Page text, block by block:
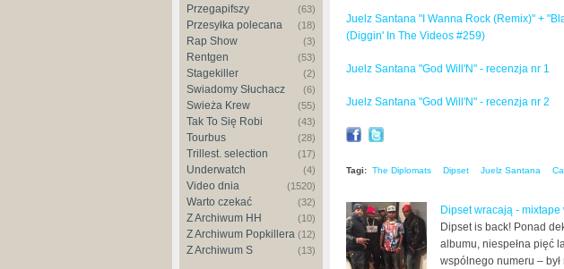
Przegapifszy (63)
Przesyłka polecana (18)
Rap Show (3)
Rentgen (53)
Stagekiller (2)
Świadomy Słuchacz (6)
Świeża Krew (55)
Tak To Się Robi (43)
Tourbus (28)
Trillest. selection (17)
Underwatch (4)
Video dnia (1520)
Warto czekać (32)
Z Archiwum HH (10)
Z Archiwum Popkillera (12)
Z Archiwum S (13)
Juelz Santana "I Wanna Rock (Remix)" +
(Diggin' In The Videos #259)
Juelz Santana "God Will'N" - recenzja nr 1
Juelz Santana "God Will'N" - recenzja nr 2
Tagi: The Diplomats Dipset Juelz Santana
Dipset wracają -
Dipset is back! Ponad
albumu, niespełna pięć
wspólnego numeru –